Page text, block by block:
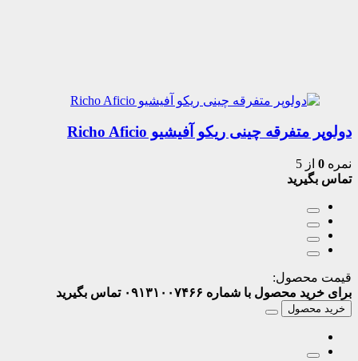
دولوپر متفرقه چینی ریکو آفیشیو Richo Aficio
نمره 0 از 5
تماس بگیرید
قیمت محصول:
برای خرید محصول با شماره ۰۹۱۳۱۰۰۷۴۶۶ تماس بگیرید
خرید محصول